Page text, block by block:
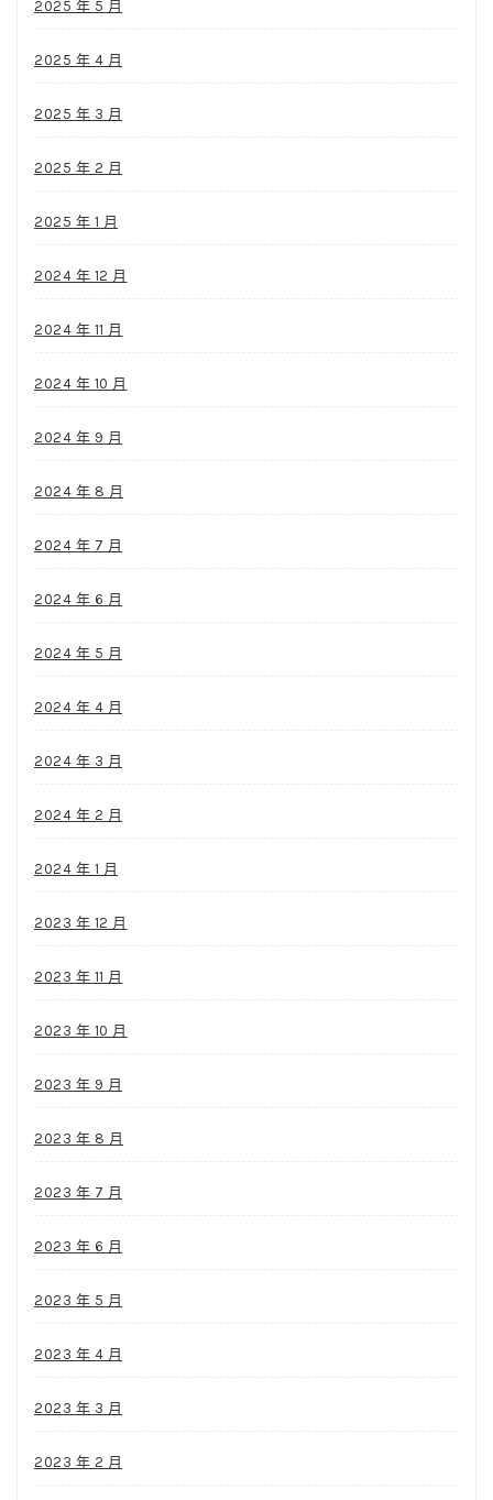
2025 年 5 月
2025 年 4 月
2025 年 3 月
2025 年 2 月
2025 年 1 月
2024 年 12 月
2024 年 11 月
2024 年 10 月
2024 年 9 月
2024 年 8 月
2024 年 7 月
2024 年 6 月
2024 年 5 月
2024 年 4 月
2024 年 3 月
2024 年 2 月
2024 年 1 月
2023 年 12 月
2023 年 11 月
2023 年 10 月
2023 年 9 月
2023 年 8 月
2023 年 7 月
2023 年 6 月
2023 年 5 月
2023 年 4 月
2023 年 3 月
2023 年 2 月